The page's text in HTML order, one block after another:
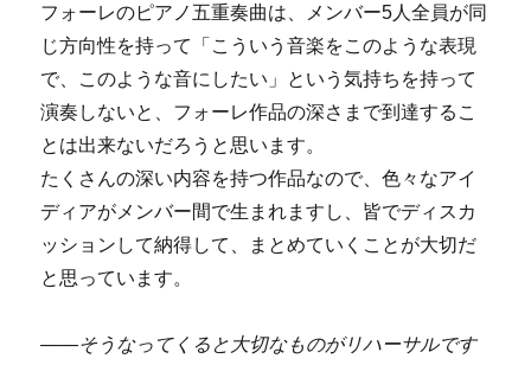
フォーレのピアノ五重奏曲は、メンバー5人全員が同
じ方向性を持って「こういう音楽をこのような表現
で、このような音にしたい」という気持ちを持って
演奏しないと、フォーレ作品の深さまで到達するこ
とは出来ないだろうと思います。
たくさんの深い内容を持つ作品なので、色々なアイ
ディアがメンバー間で生まれますし、皆でディスカ
ッションして納得して、まとめていくことが大切だ
と思っています。
――そうなってくると大切なものがリハーサルです